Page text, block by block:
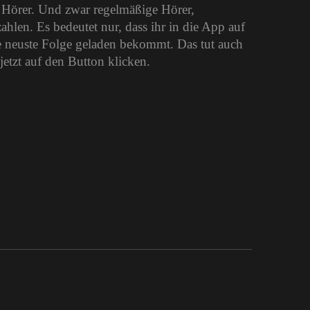
Und zwar regelmäßige Hörer,
Es bedeutet nur, dass ihr in die App auf
Folge geladen bekommt. Das tut auch
auf den Button klicken.